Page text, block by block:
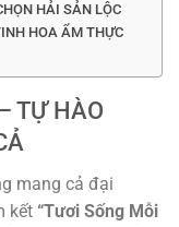
HẢI SẢN LỘC
HOA ẨM THỰC
TỰ HÀO
mang cả đại
kết “Tươi Sống Mỗi